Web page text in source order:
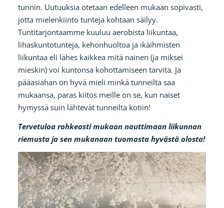
tunnin. Uutuuksia otetaan edelleen mukaan sopivasti,
jotta mielenkiinto tunteja kohtaan säilyy.
Tuntitarjontaamme kuuluu aerobista liikuntaa,
lihaskuntotunteja, kehonhuoltoa ja ikäihmisten
liikuntaa eli lähes kaikkea mitä nainen (ja miksei
mieskin) voi kuntonsa kohottamiseen tarvita. Ja
pääasiahan on hyvä mieli minkä tunneilta saa
mukaansa, paras kiitos meille on se, kun naiset
hymyssä suin lähtevät tunneilta kotiin!
Tervetuloa rohkeasti mukaan nauttimaan liikunnan
riemusta ja sen mukanaan tuomasta hyvästä olosta!